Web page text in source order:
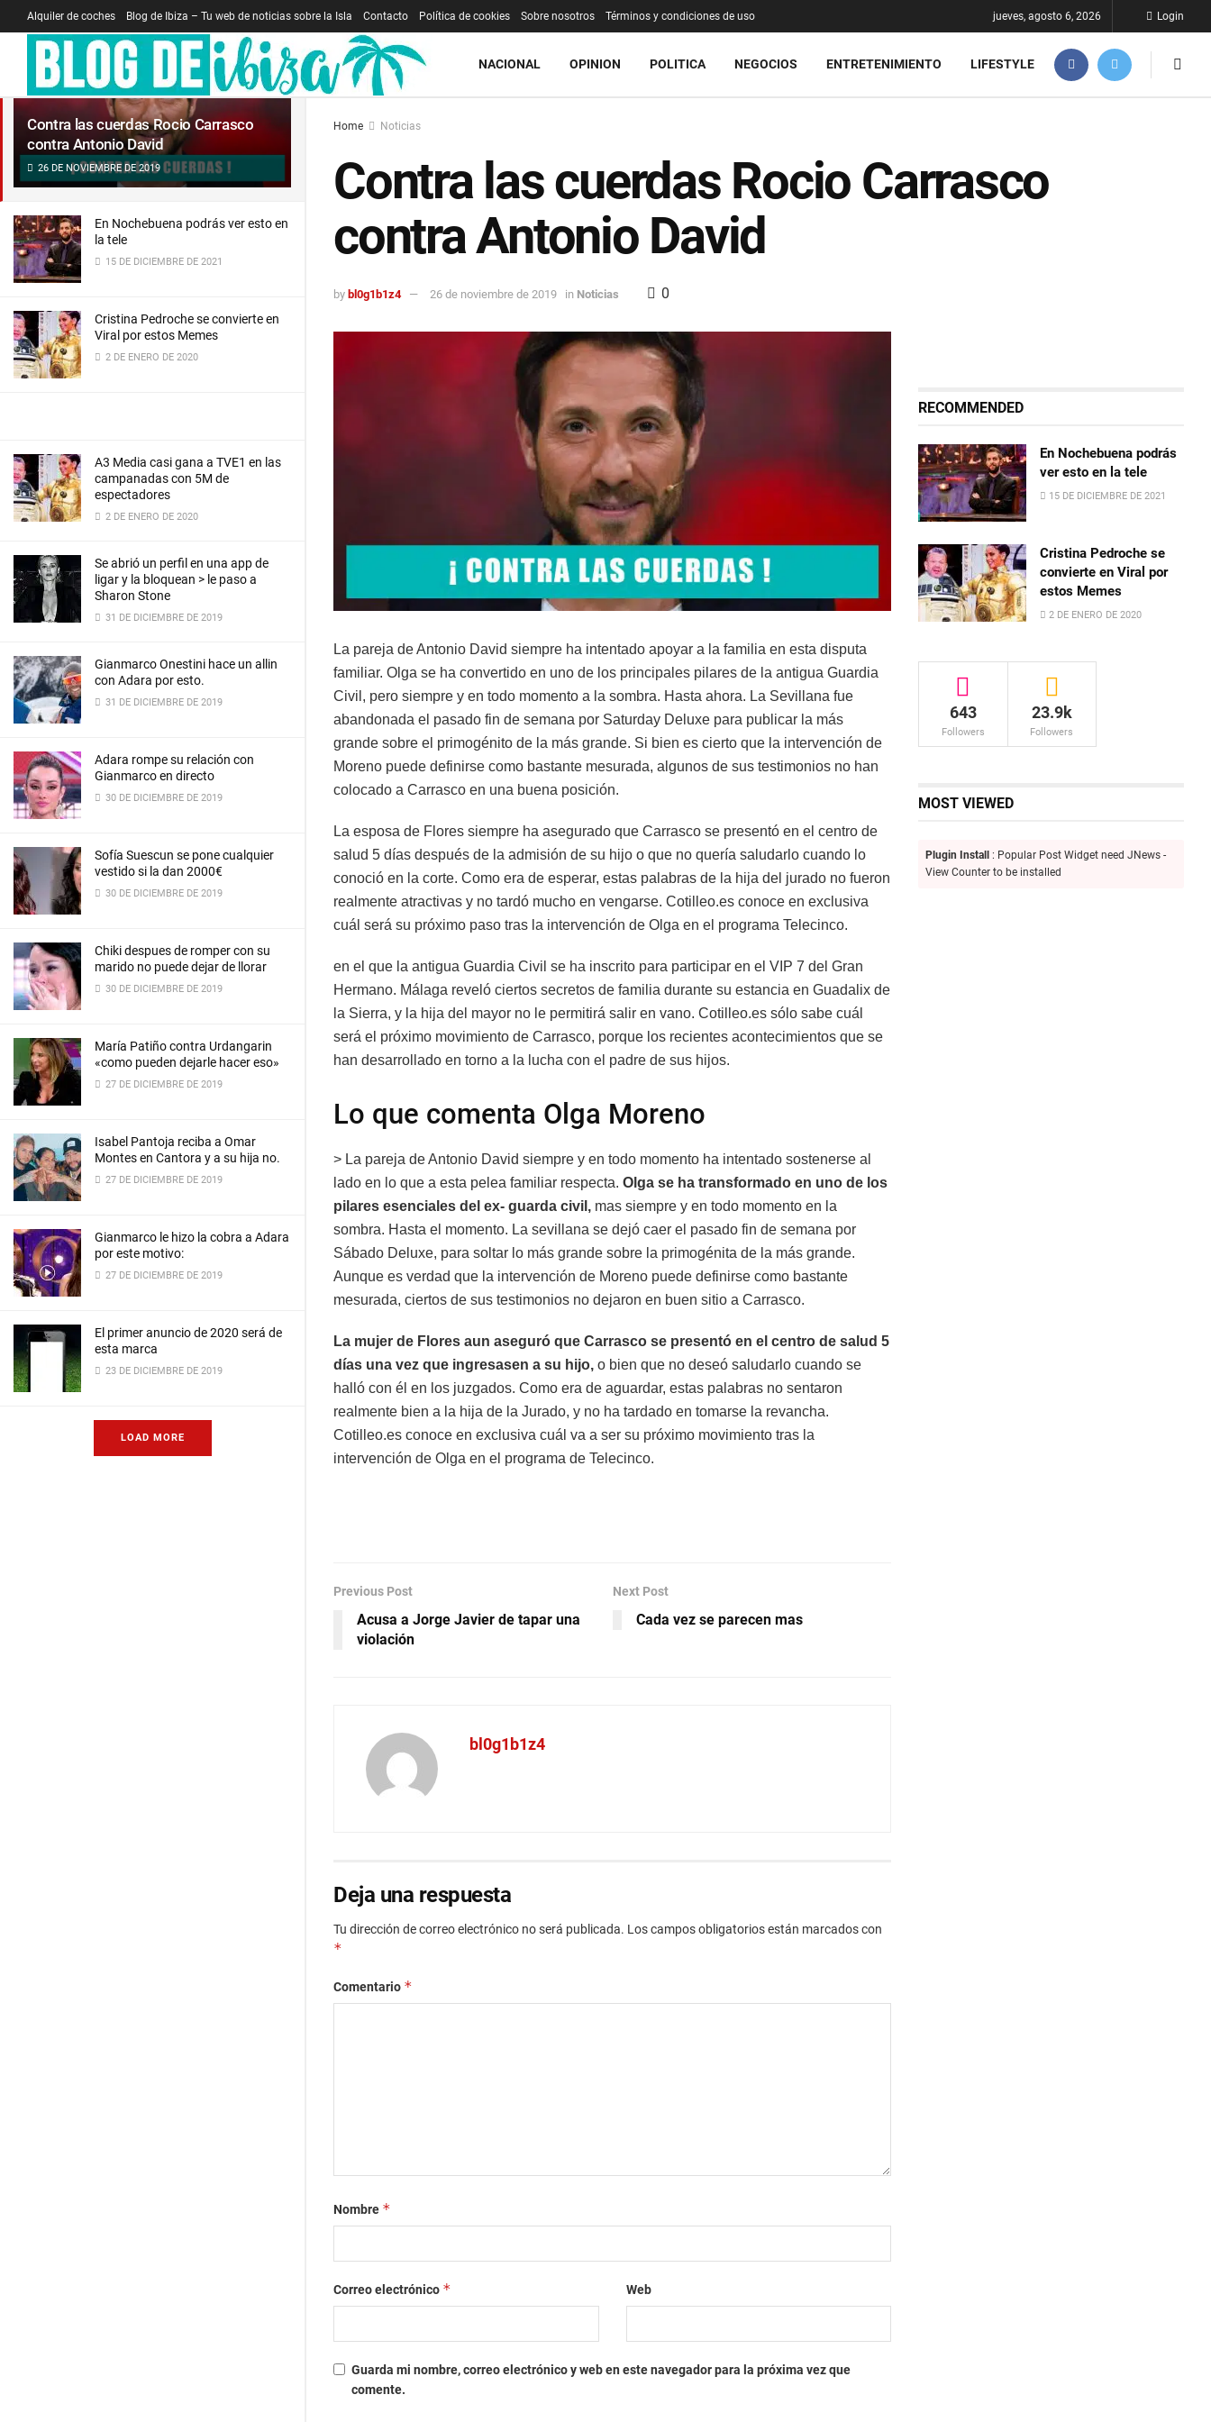
LATEST TRENDING Filter
Contra las cuerdas Rocio Carrasco
contra Antonio David
26 DE NOVIEMBRE DE 2019
En Nochebuena podrás ver esto en
la tele
15 DE DICIEMBRE DE 2021
Cristina Pedroche se convierte en
Viral por estos Memes
2 DE ENERO DE 2020
A3 Media casi gana a TVE1 en las
campanadas con 5M de
espectadores
2 DE ENERO DE 2020
Se abrió un perfil en una app de
ligar y la bloquean > le paso a
Sharon Stone
31 DE DICIEMBRE DE 2019
Gianmarco Onestini hace un allin
con Adara por esto.
31 DE DICIEMBRE DE 2019
Adara rompe su relación con
Gianmarco en directo
30 DE DICIEMBRE DE 2019
Sofía Suescun se pone cualquier
vestido si la dan 2000€
30 DE DICIEMBRE DE 2019
Chiki despues de romper con su
marido no puede dejar de llorar
30 DE DICIEMBRE DE 2019
María Patiño contra Urdangarin
«como pueden dejarle hacer eso»
27 DE DICIEMBRE DE 2019
Isabel Pantoja reciba a Omar
Montes en Cantora y a su hija no.
27 DE DICIEMBRE DE 2019
Gianmarco le hizo la cobra a Adara
por este motivo:
27 DE DICIEMBRE DE 2019
El primer anuncio de 2020 será de
esta marca
23 DE DICIEMBRE DE 2019
LOAD MORE
Alquiler de coches Blog de Ibiza – Tu web de noticias sobre la Isla Contacto Política de cookies Sobre nosotros Términos y condiciones de uso jueves, agosto 6, 2026 Login
NACIONAL OPINION POLITICA NEGOCIOS ENTRETENIMIENTO LIFESTYLE
Home Noticias
Contra las cuerdas Rocio Carrasco
contra Antonio David
by bl0g1b1z4 26 de noviembre de 2019 in Noticias 0
La pareja de Antonio David siempre ha intentado apoyar a la familia en esta disputa
familiar. Olga se ha convertido en uno de los principales pilares de la antigua Guardia
Civil, pero siempre y en todo momento a la sombra. Hasta ahora. La Sevillana fue
abandonada el pasado fin de semana por Saturday Deluxe para publicar la más
grande sobre el primogénito de la más grande. Si bien es cierto que la intervención de
Moreno puede definirse como bastante mesurada, algunos de sus testimonios no han
colocado a Carrasco en una buena posición.
La esposa de Flores siempre ha asegurado que Carrasco se presentó en el centro de
salud 5 días después de la admisión de su hijo o que no quería saludarlo cuando lo
conoció en la corte. Como era de esperar, estas palabras de la hija del jurado no fueron
realmente atractivas y no tardó mucho en vengarse. Cotilleo.es conoce en exclusiva
cuál será su próximo paso tras la intervención de Olga en el programa Telecinco.
en el que la antigua Guardia Civil se ha inscrito para participar en el VIP 7 del Gran
Hermano. Málaga reveló ciertos secretos de familia durante su estancia en Guadalix de
la Sierra, y la hija del mayor no le permitirá salir en vano. Cotilleo.es sólo sabe cuál
será el próximo movimiento de Carrasco, porque los recientes acontecimientos que se
han desarrollado en torno a la lucha con el padre de sus hijos.
Lo que comenta Olga Moreno
> La pareja de Antonio David siempre y en todo momento ha intentado sostenerse al
lado en lo que a esta pelea familiar respecta. Olga se ha transformado en uno de los
pilares esenciales del ex- guarda civil, mas siempre y en todo momento en la
sombra. Hasta el momento. La sevillana se dejó caer el pasado fin de semana por
Sábado Deluxe, para soltar lo más grande sobre la primogénita de la más grande.
Aunque es verdad que la intervención de Moreno puede definirse como bastante
mesurada, ciertos de sus testimonios no dejaron en buen sitio a Carrasco.
La mujer de Flores aun aseguró que Carrasco se presentó en el centro de salud 5
días una vez que ingresasen a su hijo, o bien que no deseó saludarlo cuando se
halló con él en los juzgados. Como era de aguardar, estas palabras no sentaron
realmente bien a la hija de la Jurado, y no ha tardado en tomarse la revancha.
Cotilleo.es conoce en exclusiva cuál va a ser su próximo movimiento tras la
intervención de Olga en el programa de Telecinco.
Previous Post
Acusa a Jorge Javier de tapar una
violación
Next Post
Cada vez se parecen mas
bl0g1b1z4
Deja una respuesta
Tu dirección de correo electrónico no será publicada. Los campos obligatorios están marcados con
*
Comentario *
Nombre *
Correo electrónico * Web
Guarda mi nombre, correo electrónico y web en este navegador para la próxima vez que
comente.
RECOMMENDED
En Nochebuena podrás
ver esto en la tele
15 DE DICIEMBRE DE 2021
Cristina Pedroche se
convierte en Viral por
estos Memes
2 DE ENERO DE 2020
643
Followers
23.9k
Followers
MOST VIEWED
Plugin Install
: Popular Post Widget need JNews -
View Counter to be installed